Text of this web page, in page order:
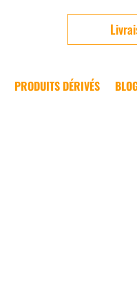
PRODUITS DÉRIVÉS